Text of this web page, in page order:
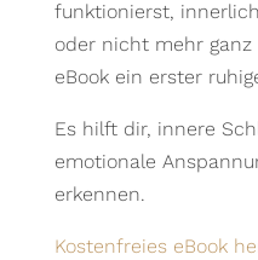
funktionierst,
oder nicht mehr
eBook ein erster
Es hilft dir, innere
emotionale
erkennen.
Kostenfreies eBook